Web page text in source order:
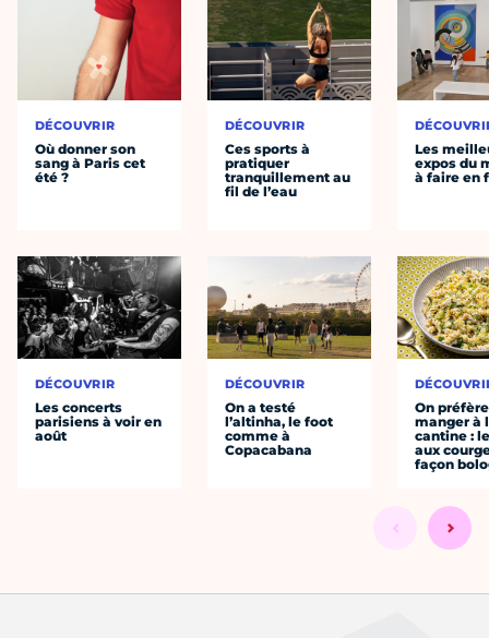
DÉCOUVRIR
Où donner son
sang à Paris cet
été ?
DÉCOUVRIR
Les concerts
parisiens à voir en
août
DÉCOUVRIR
Ces sports à
pratiquer
tranquillement au
fil de l’eau
DÉCOUVRIR
On a testé
l’altinha, le foot
comme à
Copacabana
Les
expos du
à faire en
On préfère
manger à
cantine :
aux
façon